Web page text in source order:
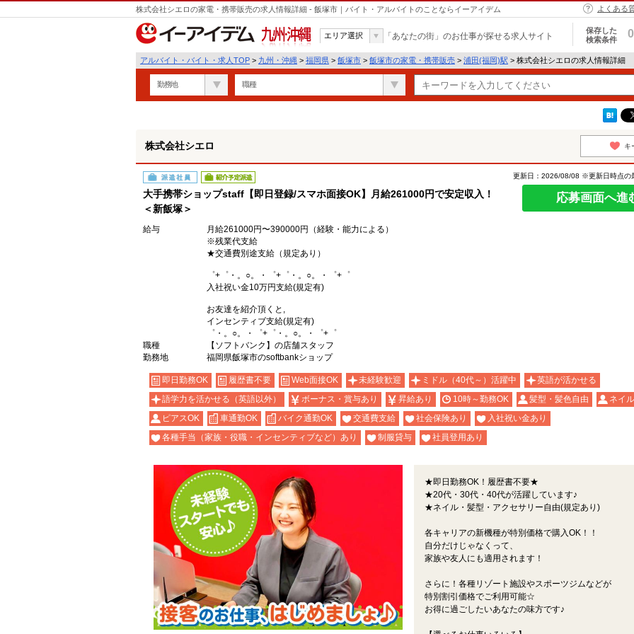
株式会社シエロの家電・携帯販売の求人情報詳細 - 飯塚市｜バイト・アルバイトのことならイーアイデム よくある
九州・沖縄
エリア選択 「あなたの街」のお仕事が探せる求人サイト
保存した
検索条件
0
アルバイト・バイト・求人TOP > 九州・沖縄 > 福岡県 > 飯塚市 > 飯塚市の家電・携帯販売 > 浦田(福岡)駅 > 株式会社シエロの求人情報詳細
勤務地 職種
遣
株式会社シエロ キ
派遣社員 紹介予定派遣
大手携帯ショップstaff【即日登録/スマホ面接OK】月給261000円で安定収入！
＜新飯塚＞
更新日：2026/08/08 ※更新日時点の
応募画面へ進
給与
月給261000円〜390000円（経験・能力による）
※残業代支給
★交通費別途支給（規定あり）
゜+゜・。○。・゜+゜・。○。・゜+゜
入社祝い金10万円支給(規定有)
お友達を紹介頂くと,
インセンティブ支給(規定有)
゜・。○。・゜+゜・。○。・゜+゜
職種
【ソフトバンク】の店舗スタッフ
勤務地
福岡県飯塚市のsoftbankショップ
即日勤務OK 履歴書不要 Web面接OK 未経験歓迎 ミドル（40代～）活躍中
英語が活かせる
語学力を活かせる（英語以外）
ボーナス・賞与あり 昇給あり 10時～勤務OK 髪型・髪色自由
ネイ
ピアスOK
車通勤OK バイク通勤OK 交通費支給 社会保険あり
入社祝い金あり
各種手当（家族・役職・インセンティブなど）あり
制服貸与 社員登用あり
★即日勤務OK！履歴書不要★
★20代・30代・40代が活躍しています♪
★ネイル・髪型・アクセサリー自由(規定あり)
各キャリアの新機種が特別価格で購入OK！！
自分だけじゃなくって、
家族や友人にも適用されます！
さらに！各種リゾート施設やスポーツジムなどが
特別割引価格でご利用可能☆
お得に過ごしたいあなたの味方です♪